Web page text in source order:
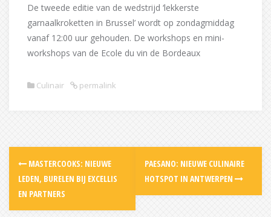
De tweede editie van de wedstrijd ‘lekkerste
garnaalkroketten in Brussel’ wordt op zondagmiddag
vanaf 12:00 uur gehouden. De workshops en mini-
workshops van de Ecole du vin de Bordeaux
Culinair permalink
Post
navigation
MASTERCOOKS: NIEUWE
LEDEN, BURELEN BIJ EXCELLIS
EN PARTNERS
PAESANO: NIEUWE CULINAIRE
HOTSPOT IN ANTWERPEN